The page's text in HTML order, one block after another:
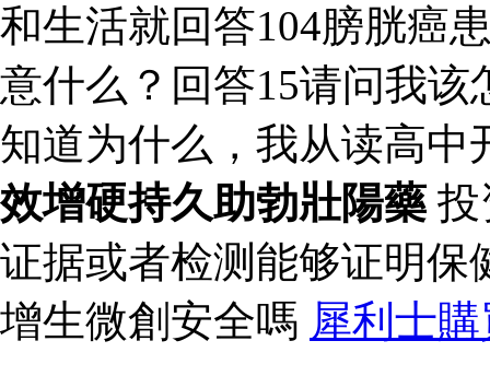
和生活就回答104膀胱癌
意什么？回答15请问我
知道为什么，我从读高
效增硬持久助勃壯陽藥 投
证据或者检测能够证明保
增生微創安全嗎 犀利士